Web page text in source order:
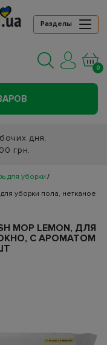
Разделы
0
дня.
грн.
для уборки
уборки пола, нетканое
MOP LEMON, ДЛЯ
С АРОМАТОМ